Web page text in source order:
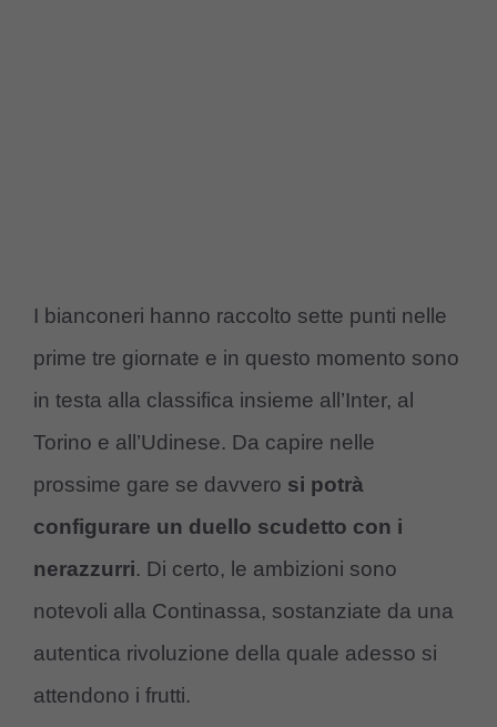
I bianconeri hanno raccolto sette punti nelle
prime tre giornate e in questo momento sono
in testa alla classifica insieme all’Inter, al
Torino e all’Udinese. Da capire nelle
prossime gare se davvero si potrà
configurare un duello scudetto con i
nerazzurri. Di certo, le ambizioni sono
notevoli alla Continassa, sostanziate da una
autentica rivoluzione della quale adesso si
attendono i frutti.